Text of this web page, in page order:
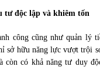
13/10/2021
tư độc lập và khiêm tốn
công cũng như quản lý
sở hữu năng lực vượt trội
còn có khả năng tư duy